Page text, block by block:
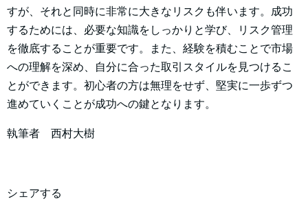
すが、それと同時に非常に大きなリスクも伴います。成功
するためには、必要な知識をしっかりと学び、リスク管理
を徹底することが重要です。また、経験を積むことで市場
への理解を深め、自分に合った取引スタイルを見つけるこ
とができます。初心者の方は無理をせず、堅実に一歩ずつ
進めていくことが成功への鍵となります。
執筆者 西村大樹
シェアする